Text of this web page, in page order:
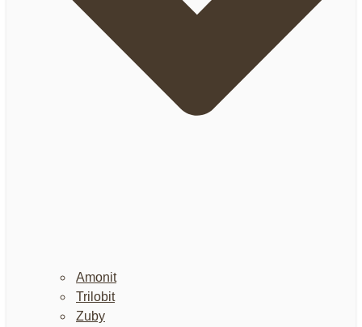
Amonit
Trilobit
Zuby